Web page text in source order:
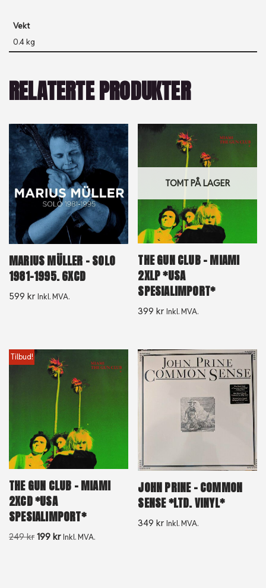
Vekt
0.4 kg
RELATERTE PRODUKTER
MARIUS MÜLLER ‎– SOLO
1981-1995. 6XCD
599 kr Inkl. MVA.
TOMT PÅ LAGER
THE GUN CLUB – MIAMI
2XLP *USA
SPESIALIMPORT*
399kr Inkl. MVA.
Tilbud!
THE GUN CLUB – MIAMI
2XCD *USA
SPESIALIMPORT*
249kr 199 kr Inkl. MVA.
JOHN PRINE – COMMON
SENSE *LTD. VINYL*
349kr Inkl. MVA.